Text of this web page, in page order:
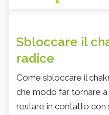
Sbloccare il
radice
Come sbloccare il
che modo far tornare
restare in contatto con